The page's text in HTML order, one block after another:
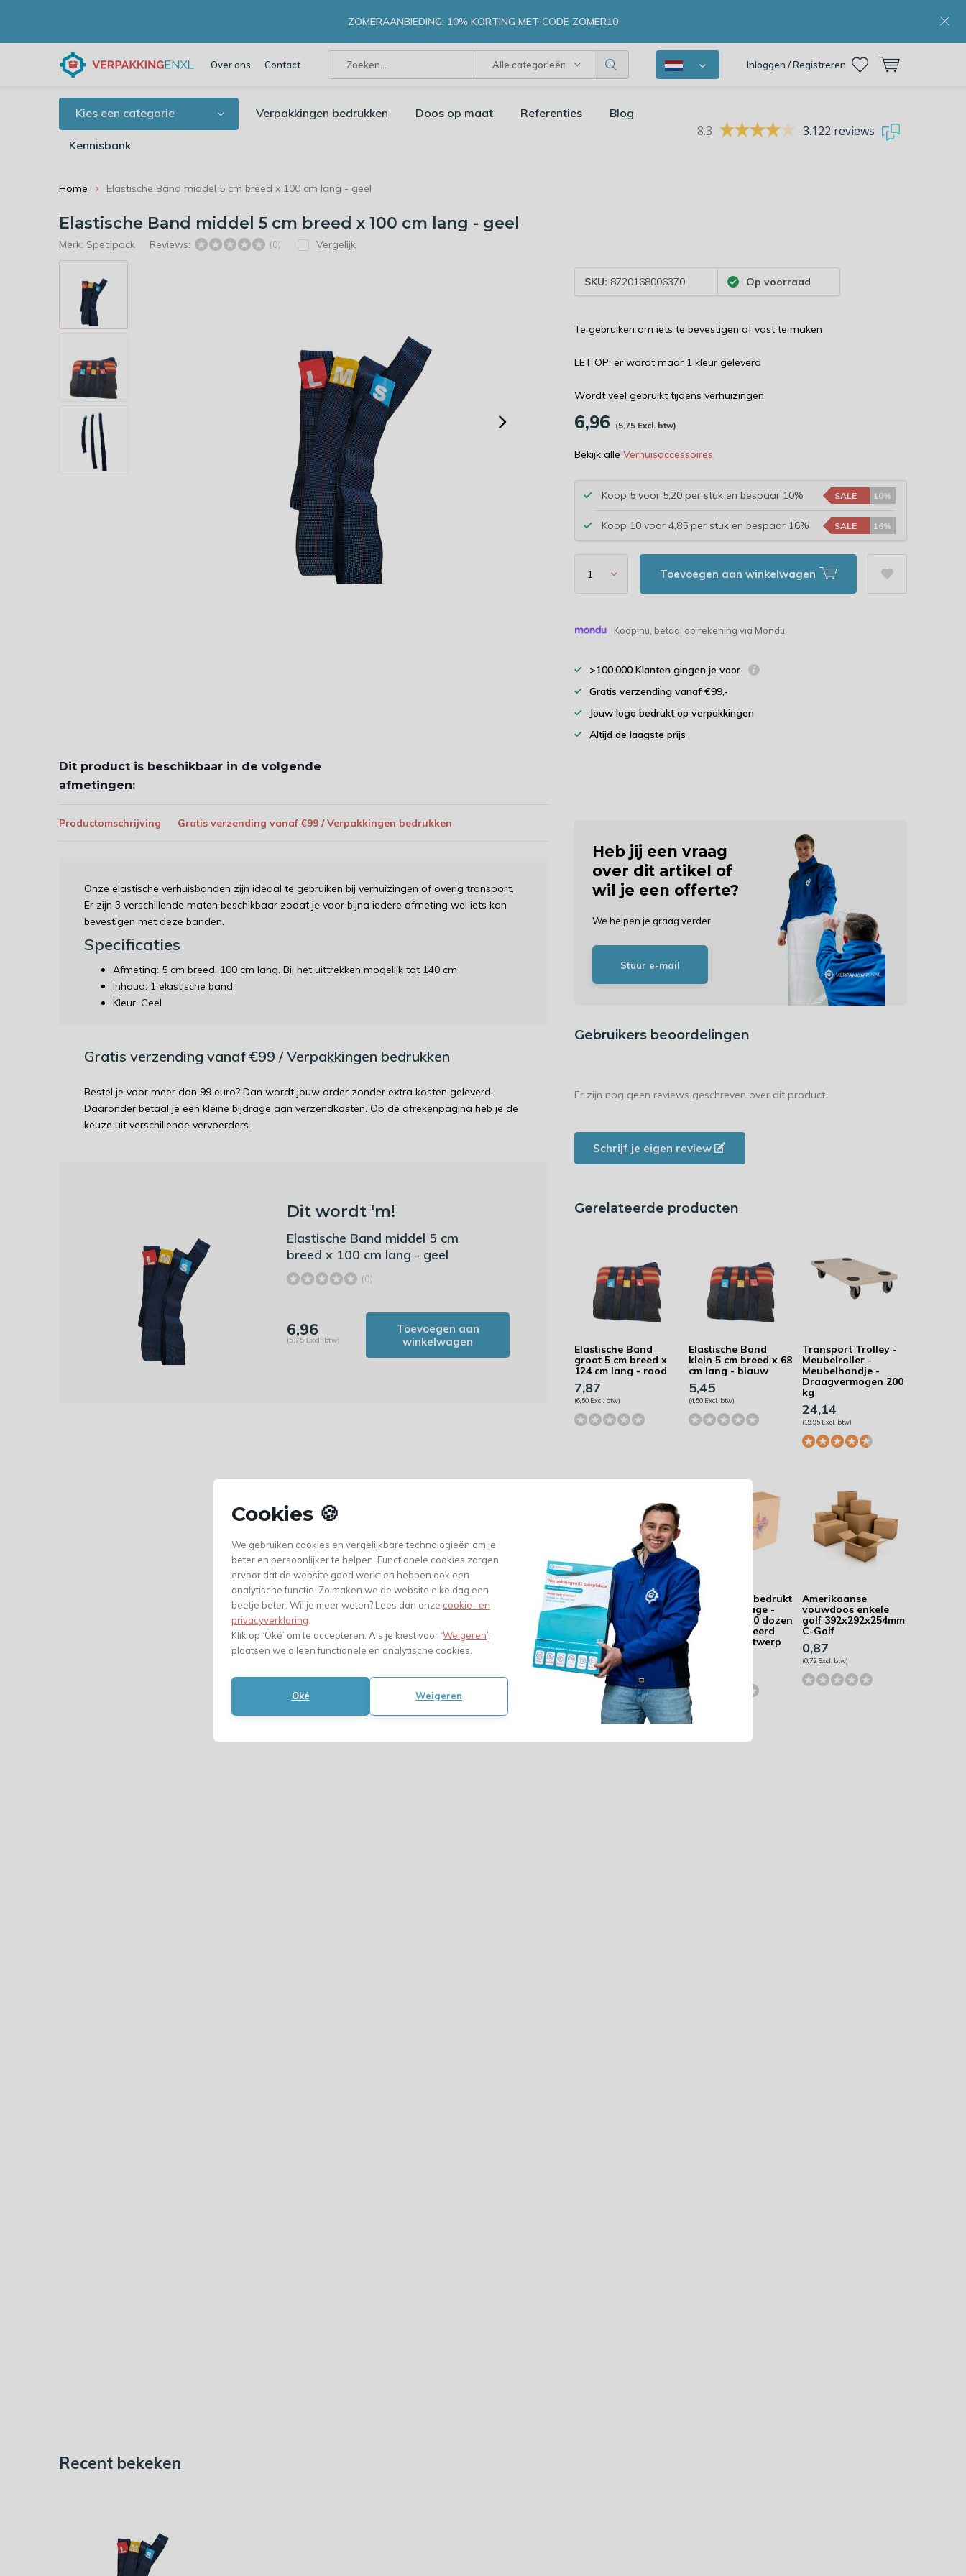
Cookies 🍪
We gebruiken cookies en vergelijkbare technologieën om je
beter en persoonlijker te helpen. Functionele cookies zorgen
ervoor dat de website goed werkt en hebben ook een
analytische functie. Zo maken we de website elke dag een
beetje beter. Wil je meer weten? Lees dan onze cookie- en
privacyverklaring
Klik op ‘Oké’ om te accepteren. Als je kiest voor ‘Weigeren’,
plaatsen we alleen functionele en analytische cookies.
Oké Weigeren
Over ons Contact Alle categorieën Inloggen / Registreren
ZOMERAANBIEDING: 10% KORTING MET CODE ZOMER10
Kies een categorie Verpakkingen bedrukken Doos op maat Referenties Blog
Kennisbank
8.3 3.122 reviews
Home Elastische Band middel 5 cm breed x 100 cm lang - geel
Elastische Band middel 5 cm breed x 100 cm lang - geel
Merk: Specipack Reviews: (0) Vergelijk
SKU: 8720168006370 Op voorraad
Te gebruiken om iets te bevestigen of vast te maken
LET OP: er wordt maar 1 kleur geleverd
Wordt veel gebruikt tijdens verhuizingen
6,96 (5,75 Excl. btw)
Bekijk alleVerhuisaccessoires
Koop 5 voor 5,20 per stuk en bespaar 10% SALE 10%
Koop 10 voor 4,85 per stuk en bespaar 16% SALE 16%
Toevoegen aan winkelwagen
Koop nu, betaal op rekening via Mondu
>100.000 Klanten gingen je voor
Gratis verzending vanaf €99,-
Jouw logo bedrukt op verpakkingen
Altijd de laagste prijs
Dit product is beschikbaar in de volgende
afmetingen:
Productomschrijving Gratis verzending vanaf €99 / Verpakkingen bedrukken
Onze elastische verhuisbanden zijn ideaal te gebruiken bij verhuizingen of overig transport.
Er zijn 3 verschillende maten beschikbaar zodat je voor bijna iedere afmeting wel iets kan
bevestigen met deze banden.
Specificaties
Afmeting: 5 cm breed, 100 cm lang. Bij het uittrekken mogelijk tot 140 cm
Inhoud: 1 elastische band
Kleur: Geel
Gratis verzending vanaf €99 / Verpakkingen bedrukken
Bestel je voor meer dan 99 euro? Dan wordt jouw order zonder extra kosten geleverd.
Daaronder betaal je een kleine bijdrage aan verzendkosten. Op de afrekenpagina heb je de
keuze uit verschillende vervoerders.
Dit wordt 'm!
Elastische Band middel 5 cm
breed x 100 cm lang - geel
(0)
6,96
(5,75 Excl. btw)
Toevoegen aan
winkelwagen
Heb jij een vraag
over dit artikel of
wil je een offerte?
We helpen je graag verder
Stuur e-mail
Gebruikers beoordelingen
Er zijn nog geen reviews geschreven over dit product.
Schrijf je eigen review
Gerelateerde producten
Elastische Band
groot 5 cm breed x
124 cm lang - rood
7,87
(6,50 Excl. btw)
Elastische Band
klein 5 cm breed x 68
cm lang - blauw
5,45
(4,50 Excl. btw)
Transport Trolley -
Meubelroller -
Meubelhondje -
Draagvermogen 200
kg
24,14
(19,95 Excl. btw)
Steekwagen trolley -
opvouwbaar -
steekkar tot 80 kg
48,34
(39,95 Excl. btw)
Verhuisdoos bedrukt
in kleine oplage -
Bundel met 10 dozen
gepersonaliseerd
met eigen ontwerp
71,39
(59,- Excl. btw)
Amerikaanse
vouwdoos enkele
golf 392x292x254mm
C-Golf
0,87
(0,72 Excl. btw)
Recent bekeken